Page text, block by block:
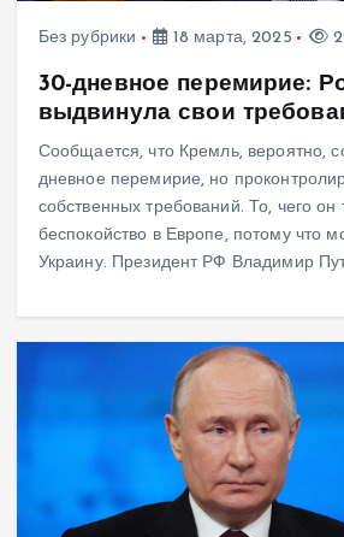
Без рубрики 18 марта, 2025
30-дневное перемирие:
выдвинула свои
Сообщается, что Кремль, вероятно,
дневное перемирие, но
собственных требований. То, чего он
беспокойство в Европе, потому что
Украину. Президент РФ Владимир